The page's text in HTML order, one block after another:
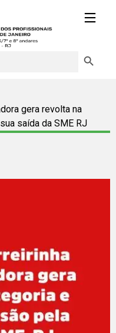
gera revolta na
saída da SME RJ